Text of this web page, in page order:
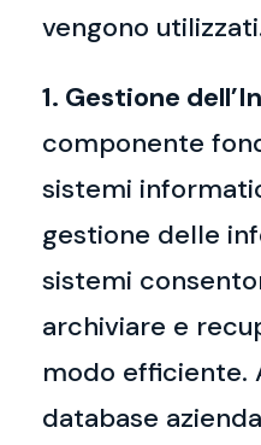
vengono
1. Gestione
componente
sistemi
gestione delle
sistemi
archiviare e
modo efficiente.
database